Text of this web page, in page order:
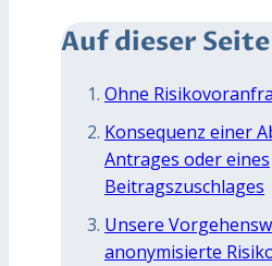
Auf dieser
Ohne
Konsequenz einer
Antrages oder eines
Beitragszuschlages
Unsere
anonymisierte